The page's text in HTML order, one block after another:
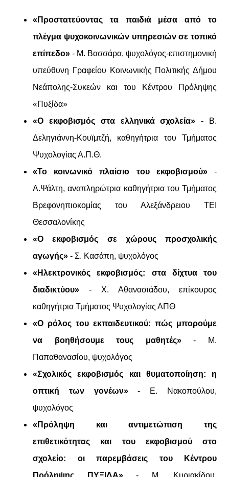
«Προστατεύοντας τα παιδιά μέσα από το
πλέγμα ψυχοκοινωνικών υπηρεσιών σε τοπικό
επίπεδο» - Μ. Βασσάρα, ψυχολόγος-επιστημονική
υπεύθυνη Γραφείου Κοινωνικής Πολιτικής Δήμου
Νεάπολης-Συκεών και του Κέντρου Πρόληψης
«Πυξίδα»
«Ο εκφοβισμός στα ελληνικά σχολεία» - Β.
Δεληγιάννη-Κουϊμτζή, καθηγήτρια του Τμήματος
Ψυχολογίας Α.Π.Θ.
«Το κοινωνικό πλαίσιο του εκφοβισμού»-
Α.Ψάλτη, αναπληρώτρια καθηγήτρια του Τμήματος
Βρεφονηπιοκομίας του Αλεξάνδρειου ΤΕΙ
Θεσσαλονίκης
«Ο εκφοβισμός σε χώρους προσχολικής
αγωγής» - Σ. Κασάπη, ψυχολόγος
«Ηλεκτρονικός εκφοβισμός: στα δίχτυα του
διαδικτύου» - Χ. Αθανασιάδου, επίκουρος
καθηγήτρια Τμήματος Ψυχολογίας ΑΠΘ
«Ο ρόλος του εκπαιδευτικού: πώς μπορούμε
να βοηθήσουμε τους μαθητές»- Μ.
Παπαθανασίου, ψυχολόγος
«Σχολικός εκφοβισμός και θυματοποίηση: η
οπτική των γονέων»- Ε. Νακοπούλου,
ψυχολόγος
«Πρόληψη και αντιμετώπιση της
επιθετικότητας και του εκφοβισμού στο
σχολείο: οι παρεμβάσεις του Κέντρου